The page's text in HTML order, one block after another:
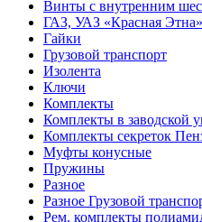
Винты с внутренним
ГАЗ, УАЗ «Красная Этна»
Гайки
Грузовой транспорт
Изолента
Ключи
Комплекты
Комплекты в заводской
Комплекты секреток
Муфты конусные
Пружины
Разное
Разное Грузовой
Рем. комплекты